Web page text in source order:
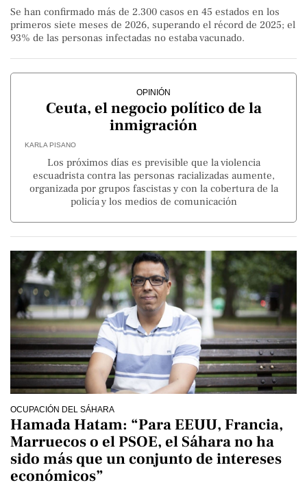
Se han confirmado más de 2.300 casos en 45 estados en los
primeros siete meses de 2026, superando el récord de 2025; el
93% de las personas infectadas no estaba vacunado.
OPINIÓN
Ceuta, el negocio político de la
inmigración
KARLA PISANO
Los próximos días es previsible que la violencia
escuadrista contra las personas racializadas aumente,
organizada por grupos fascistas y con la cobertura de la
policía y los medios de comunicación
OCUPACIÓN DEL SÁHARA
Hamada Hatam: “Para EEUU, Francia,
Marruecos o el PSOE, el Sáhara no ha
sido más que un conjunto de intereses
económicos”